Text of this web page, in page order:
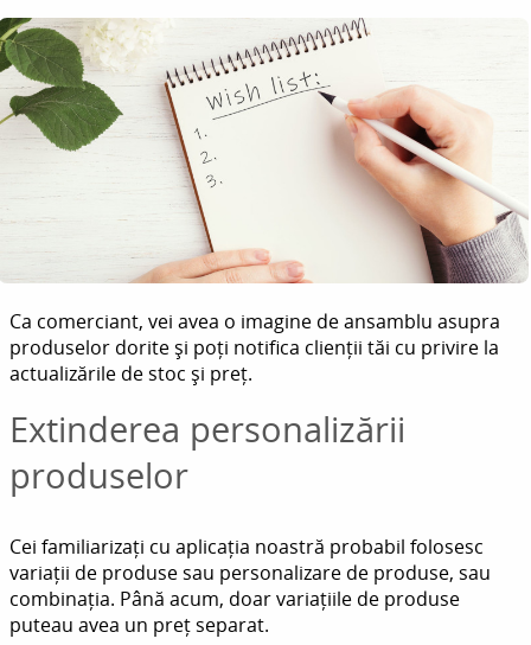
Ca comerciant, vei avea o imagine de ansamblu asupra
produselor dorite și poți notifica clienții tăi cu privire la
actualizările de stoc și preț.
Extinderea personalizării
produselor
Cei familiarizați cu aplicația noastră probabil folosesc
variații de produse sau personalizare de produse, sau
combinația. Până acum, doar variațiile de produse
puteau avea un preț separat.